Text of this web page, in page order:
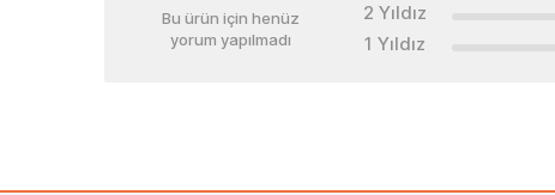
Bu ürün için henüz
yorum yapılmadı
2 Yıldız
1 Yıldız